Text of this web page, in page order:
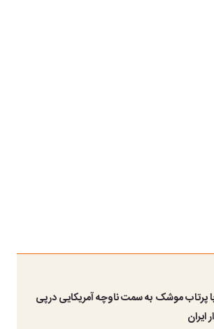
پرتاب موشک به سمت ناوچه آمریکایی درپی